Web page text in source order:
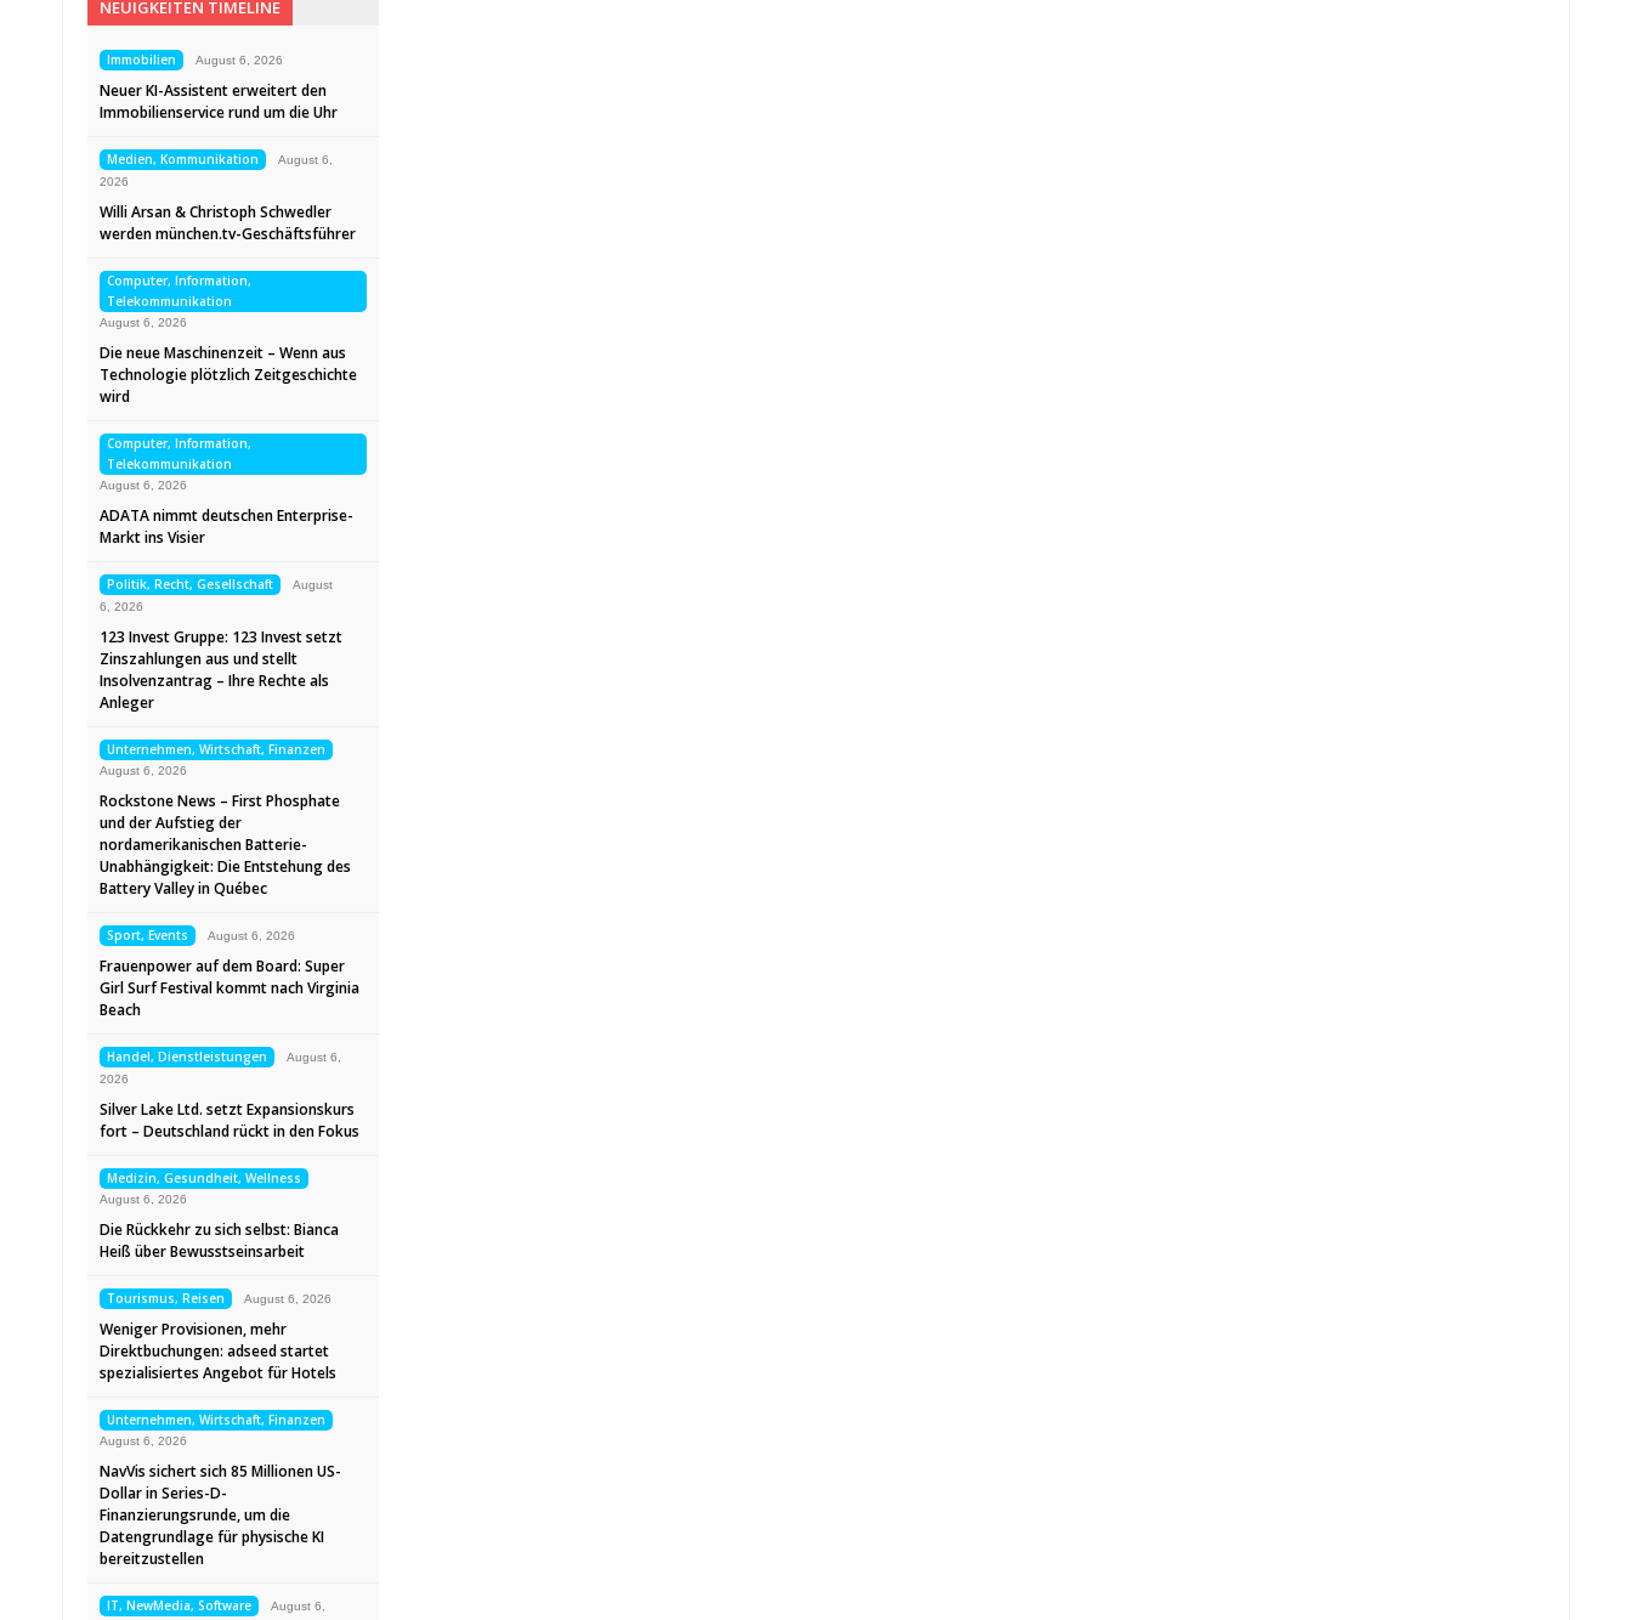
NEUIGKEITEN TIMELINE
Immobilien August 6, 2026
Neuer KI-Assistent erweitert den
Immobilienservice rund um die Uhr
Medien, Kommunikation
August 6,
2026
Willi Arsan & Christoph Schwedler
werden münchen.tv-Geschäftsführer
Computer, Information,
Telekommunikation
August 6, 2026
Die neue Maschinenzeit – Wenn aus
Technologie plötzlich Zeitgeschichte
wird
Computer, Information,
Telekommunikation
August 6, 2026
ADATA nimmt deutschen Enterprise-
Markt ins Visier
Politik, Recht, Gesellschaft
August
6, 2026
123 Invest Gruppe: 123 Invest setzt
Zinszahlungen aus und stellt
Insolvenzantrag – Ihre Rechte als
Anleger
Unternehmen, Wirtschaft, Finanzen
August 6, 2026
Rockstone News – First Phosphate
und der Aufstieg der
nordamerikanischen Batterie-
Unabhängigkeit: Die Entstehung des
Battery Valley in Québec
Sport, Events August 6, 2026
Frauenpower auf dem Board: Super
Girl Surf Festival kommt nach Virginia
Beach
Handel, Dienstleistungen
August 6,
2026
Silver Lake Ltd. setzt Expansionskurs
fort – Deutschland rückt in den Fokus
Medizin, Gesundheit, Wellness
August 6, 2026
Die Rückkehr zu sich selbst: Bianca
Heiß über Bewusstseinsarbeit
Tourismus, Reisen August 6, 2026
Weniger Provisionen, mehr
Direktbuchungen: adseed startet
spezialisiertes Angebot für Hotels
Unternehmen, Wirtschaft, Finanzen
August 6, 2026
NavVis sichert sich 85 Millionen US-
Dollar in Series-D-
Finanzierungsrunde, um die
Datengrundlage für physische KI
bereitzustellen
IT, NewMedia, Software
August 6,